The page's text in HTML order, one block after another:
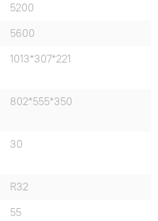
5200
5600
1013*307*221
802*555*350
30
R32
55